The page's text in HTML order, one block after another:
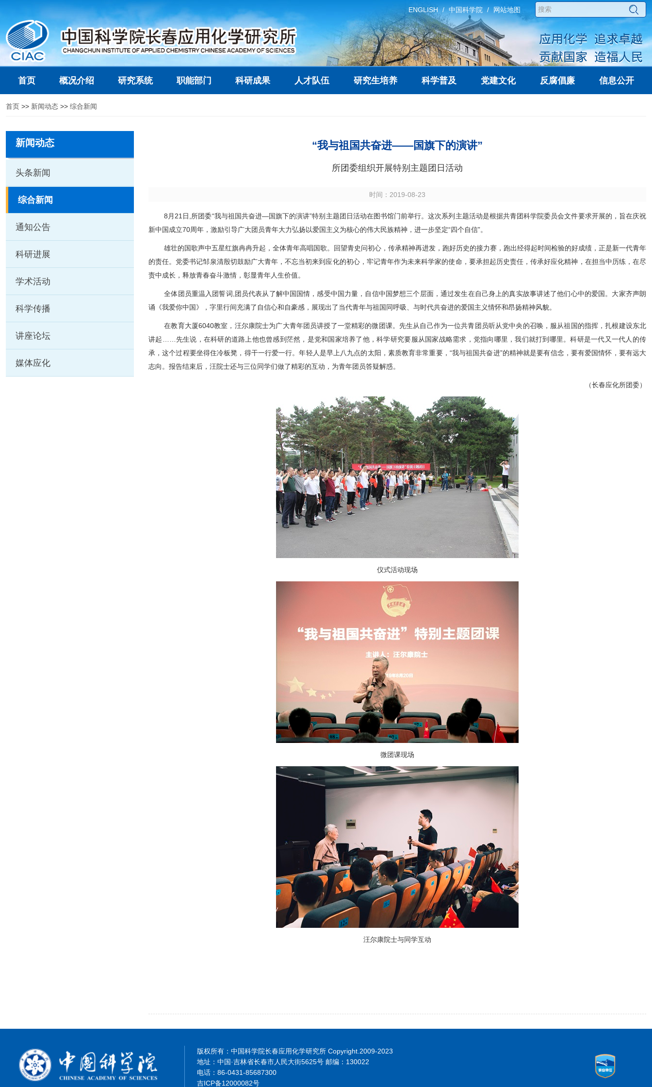
ENGLISH 中国科学院 网站地图
首页 概况介绍 研究系统 职能部门 科研成果 人才队伍 研究生培养 科学普及 党建文化 反腐倡廉 信息公开
首页 >> 新闻动态 >> 综合新闻
新闻动态
头条新闻
综合新闻
通知公告
科研进展
学术活动
科学传播
讲座论坛
媒体应化
“我与祖国共奋进——国旗下的演讲”
所团委组织开展特别主题团日活动
时间：2019-08-23
8 月 21 日 所团委“我与祖国共奋进—国旗下的演讲”特别主题团日活动在图书馆门前举行。这次系列主题活动是根据共青团科学院委员会文件要求开展的，旨在庆祝
新中国成立70周年，激励引导广大团员青年大力弘扬以爱国主义为核心的伟大民族精神，进一步坚定“四个自信”。
雄壮的国歌声中五星红旗冉冉升起，全体青年高唱国歌。 回望青史问初心，传承精神再进发，跑好历史的接力赛，跑出经得起时间检验的好成绩，正是新一代青年
的责任。 党委书记邹泉清殷切鼓励广大青年，不忘当初来到应化的初心，牢记青年作为未来科学家的使命，要承担起历史责任，传承好应化精神，在担当中历练，在尽
责中成长，释放青春奋斗激情，彰显青年人生价值。
全体团员重温入团誓词 团员代表从 了解中国国情，感受中国力量，自信中国梦想三个 层面，通过发生在自己身上的真实故事讲述了他们心中的爱国。大家齐声朗
诵《我爱你中国》，字里行间充满了自信心和自豪感， 展现出了当代青年与祖国同呼吸、与时代共奋进的爱国主义情怀和昂扬精神风貌。
在教育大厦6040教室，汪尔康院士为广大青年团员讲授了一堂精彩的微团课。先生从自己作为一位共青团员听从党中央的召唤，服从祖国的指挥，扎根建设东北
讲起……先生说，在科研的道路上他也曾感到茫然 ，是党和国家培养了他，科学研究要服从国家战略需求，党指向哪里，我们就打到哪里。科研是一代又一代人的传
承，这个过程要坐得住冷板凳，得干一行爱一行。年轻人是早上八九点的太阳，素质教育非常重要，“我与祖国共奋进”的精神就是要有信念，要有爱国情怀，要有远大
志向。报告结束后，汪院士还与三位同学们做了精彩的互动，为青年团员答疑解惑。
（长春应化所团委）
仪式活动现场
微团课现场
汪尔康院士与同学互动
版权所有：中国科学院长春应用化学研究所 Copyright.2009-2023
地址：中国·吉林省长春市人民大街5625号 邮编：130022
电话：86-0431-85687300
吉ICP备12000082号